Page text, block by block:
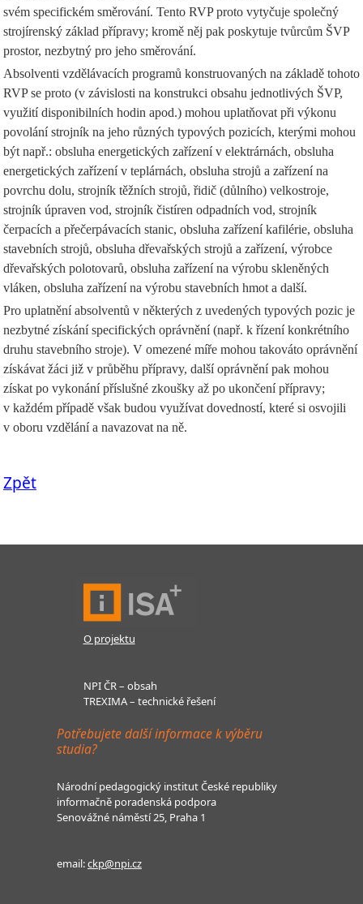
svém specifickém směrování. Tento RVP proto vytyčuje společný
strojírenský základ přípravy; kromě něj pak poskytuje tvůrcům ŠVP
prostor, nezbytný pro jeho směrování.
Absolventi vzdělávacích programů konstruovaných na základě tohoto
RVP se proto (v závislosti na konstrukci obsahu jednotlivých ŠVP,
využití disponibilních hodin apod.) mohou uplatňovat při výkonu
povolání strojník na jeho různých typových pozicích, kterými mohou
být např.: obsluha energetických zařízení v elektrárnách, obsluha
energetických zařízení v teplárnách, obsluha strojů a zařízení na
povrchu dolu, strojník těžních strojů, řidič (důlního) velkostroje,
strojník úpraven vod, strojník čistíren odpadních vod, strojník
čerpacích a přečerpávacích stanic, obsluha zařízení kafilérie, obsluha
stavebních strojů, obsluha dřevařských strojů a zařízení, výrobce
dřevařských polotovarů, obsluha zařízení na výrobu skleněných
vláken, obsluha zařízení na výrobu stavebních hmot a další.
Pro uplatnění absolventů v některých z uvedených typových pozic je
nezbytné získání specifických oprávnění (např. k řízení konkrétního
druhu stavebního stroje). V omezené míře mohou takováto oprávnění
získávat žáci již v průběhu přípravy, další oprávnění pak mohou
získat po vykonání příslušné zkoušky až po ukončení přípravy;
v každém případě však budou využívat dovedností, které si osvojili
v oboru vzdělání a navazovat na ně.
Zpět
O projektu
NPI ČR – obsah
TREXIMA – technické řešení
Potřebujete další informace k výběru
studia?
Národní pedagogický institut České republiky
informačně poradenská podpora
Senovážné náměstí 25, Praha 1
email:ckp@npi.cz